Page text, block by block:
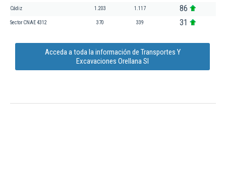
Cádiz 1.203 1.117 86
Sector CNAE 4312 370 339 31
Acceda a toda la información de Transportes Y
Excavaciones Orellana Sl